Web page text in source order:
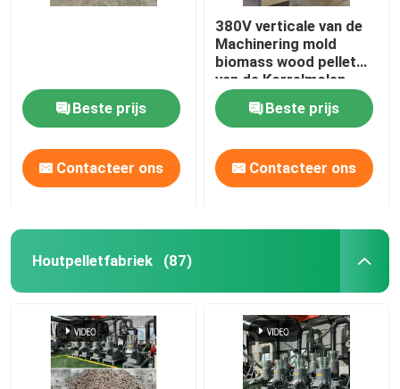
Beste prijs
Contacteer ons
380V verticale van de
Machinering mold
biomass wood pellet
van de Korrelmolen
Machine 412mm
Beste prijs
Contacteer ons
Houtpelletfabriek (87)